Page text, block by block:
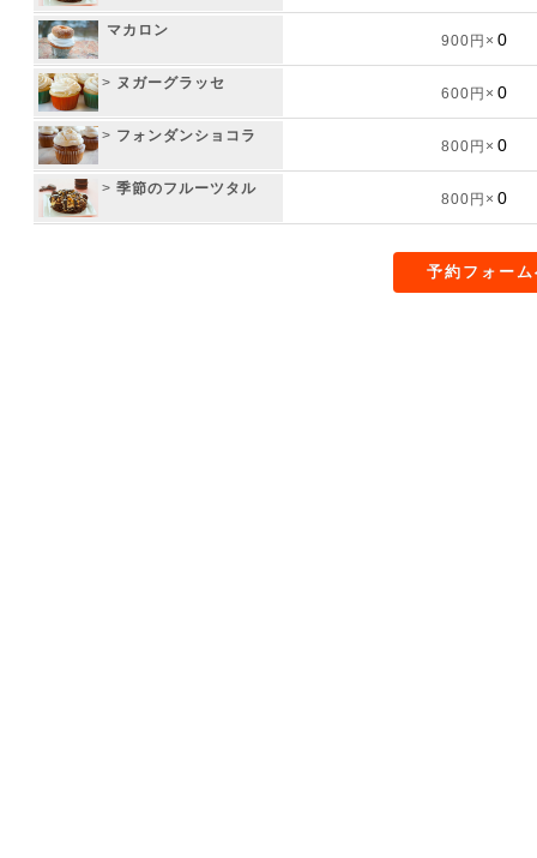
マカロン
900円×
> ヌガーグラッセ
600円×
> フォンダンショコラ
800円×
> 季節のフルーツタル
800円×